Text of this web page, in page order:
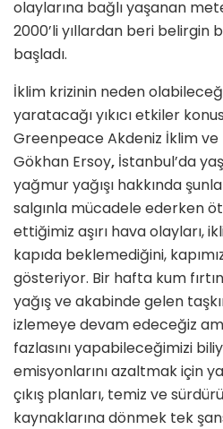
olaylarına bağlı yaşanan
2000’li yıllardan beri belirgin
başladı.
İklim krizinin neden
yaratacağı yıkıcı etkiler
Greenpeace Akdeniz İklim ve
Gökhan Ersoy, İstanbul’da
yağmur yağışı hakkında
salgınla mücadele ederken
ettiğimiz aşırı hava olayları,
kapıda beklemediğini,
gösteriyor. Bir hafta kum
yağış ve akabinde gelen
izlemeye devam edeceğiz
fazlasını yapabileceğimizi
emisyonlarını azaltmak için
çıkış planları, temiz ve
kaynaklarına dönmek tek